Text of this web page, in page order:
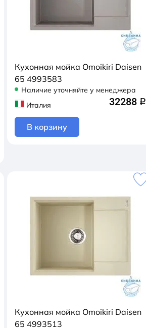
Кухонная мойка Omoikiri Daisen
65 4993583
Наличие уточняйте у менеджера
Италия
32288 q
В корзину
Кухонная мойка Omoikiri Daisen
65 4993513